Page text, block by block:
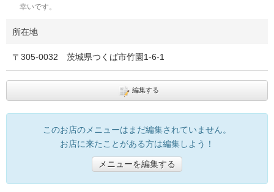
幸いです。
所在地
〒 305-0032 茨城県つくば市竹園1-6-1
編集する
このお店のメニューはまだ編集されていません。
お店に来たことがある方は編集しよう！
メニューを編集する